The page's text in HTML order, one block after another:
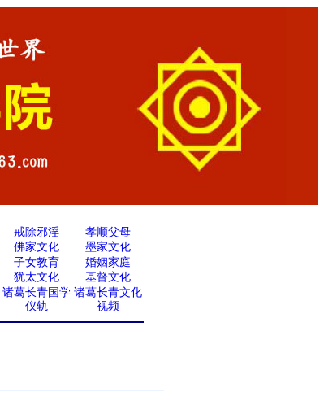
戒除邪淫
孝顺父母
佛家文化
墨家文化
子女教育
婚姻家庭
犹太文化
基督文化
诸葛长青国学
仪轨
诸葛长青文化
视频